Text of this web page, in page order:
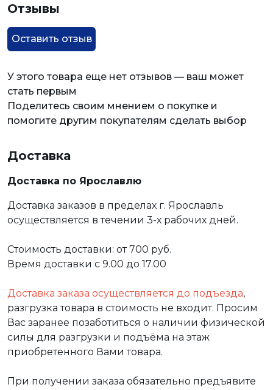
Отзывы
Оставить отзыв
У этого товара еще нет отзывов — ваш может
стать первым
Поделитесь своим мнением о покупке и
помогите другим покупателям сделать выбор
Доставка
Доставка по Ярославлю
Доставка заказов в пределах г. Ярославль
осуществляется в течении 3-х рабочих дней.
Стоимость доставки: от 700 руб.
Время доставки с 9.00 до 17.00
Доставка заказа осуществляется до подъезда,
разгрузка товара в стоимость не входит. Просим
Вас заранее позаботиться о наличии физической
силы для разгрузки и подъёма на этаж
приобретенного Вами товара.
При получении заказа обязательно предъявите